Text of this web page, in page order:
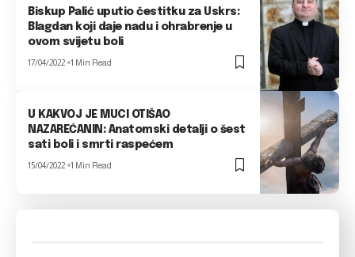
Biskup Palić uputio čestitku za Uskrs:
Blagdan koji daje nadu i ohrabrenje u
ovom svijetu boli
17/04/2022 1 Min Read
U KAKVOJ JE MUCI OTIŠAO
NAZAREĆANIN: Anatomski detalji o šest
sati boli i smrti raspećem
15/04/2022 1 Min Read